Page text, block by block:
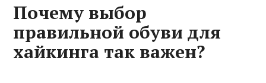
Почему выбор
правильной обуви для
хайкинга так важен?